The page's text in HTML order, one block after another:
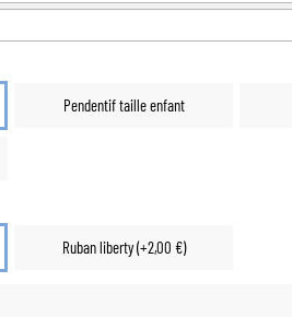
Annonce de naissance
Pendentif taille enfant
Ruban liberty (+2,00 €)